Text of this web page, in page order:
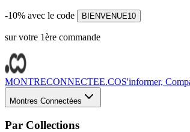
-10% avec le code BIENVENUE10
sur votre 1ère commande
MONTRECONNECTEE.COS'informer,
Montres Connectées
Par Collections